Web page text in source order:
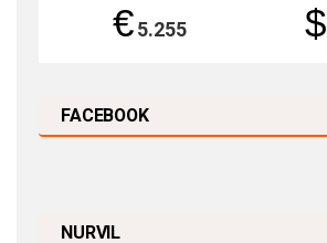
€5.255 $
FACEBOOK
NURVIL